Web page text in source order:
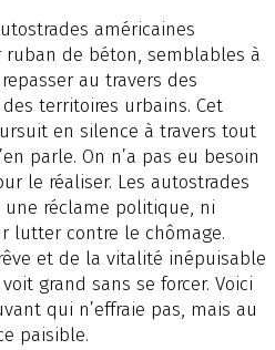
américaines
de béton, semblables à
au travers des
territoires urbains. Cet
en silence à travers tout
parle. On n’a pas eu besoin
le réaliser. Les autostrades
réclame politique, ni
lutter contre le chômage.
et de la vitalité inépuisable
grand sans se forcer. Voici
qui n’effraie pas, mais au
paisible.